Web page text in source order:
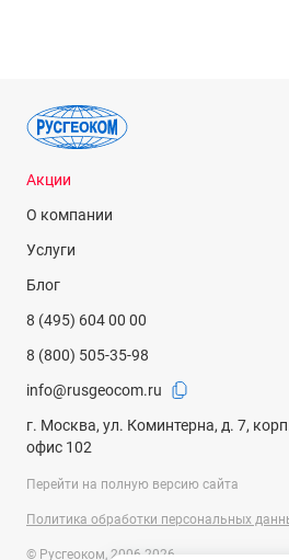
Внешние для тахеометров
Зарядные устройства для gps
Зарядные устройства для
Зарядные устройства для
Акции
О компании
Услуги
Блог
8 (495) 604 00 00
8 (800) 505-35-98
info@rusgeocom.ru
г. Москва, ул. Коминтерна, д. 7,
офис 102
Перейти на полную версию сайта
Политика обработки персональных
© Русгеоком, 2006-2026